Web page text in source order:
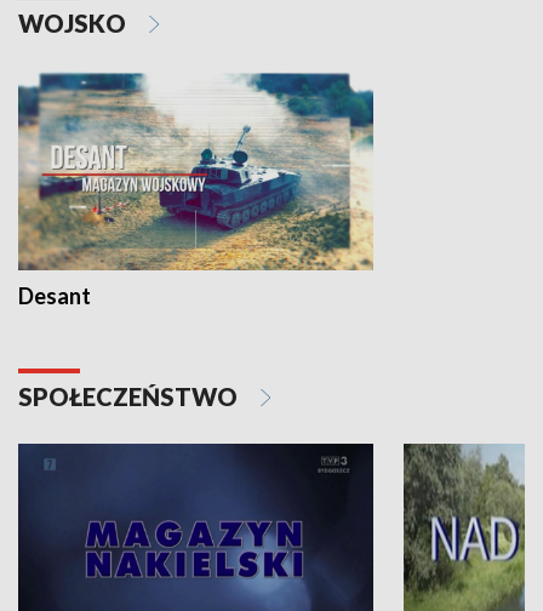
WOJSKO
Desant
SPOŁECZEŃSTWO